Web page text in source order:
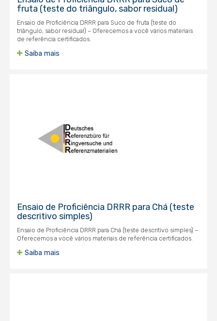
fruta (teste do triângulo, sabor residual)
Ensaio de Proficiência DRRR para Suco de fruta (teste do
triângulo, sabor residual) – Oferecemos a você vários materiais
de referência certificados.
Saiba mais
Ensaio de Proficiência DRRR para Chá (teste
descritivo simples)
Ensaio de Proficiência DRRR para Chá (teste descritivo simples) –
Oferecemos a você vários materiais de referência certificados.
Saiba mais